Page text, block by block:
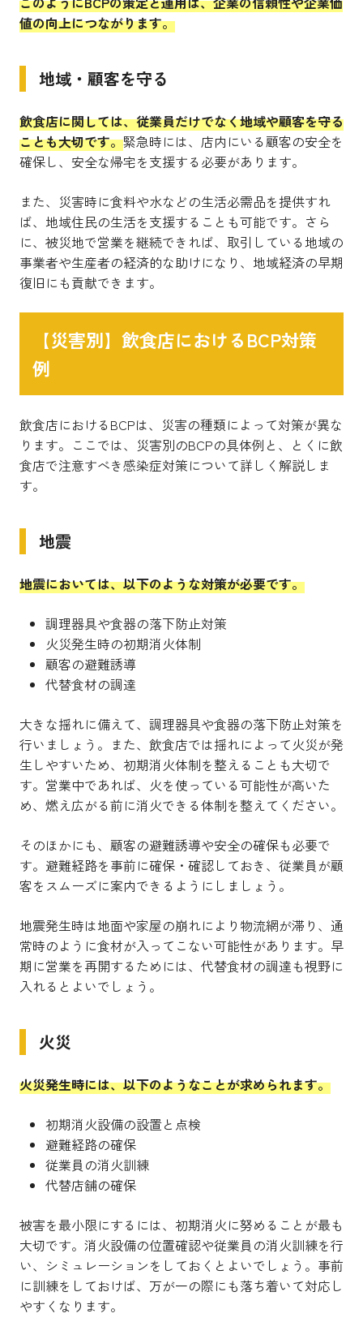
値の向上につながります。
地域・顧客を守る
飲食店に関しては、従業員だけでなく地域や顧客を守る
ことも大切です。緊急時には、店内にいる顧客の安全を
確保し、安全な帰宅を支援する必要があります。
また、災害時に食料や水などの生活必需品を提供すれ
ば、地域住民の生活を支援することも可能です。さら
に、被災地で営業を継続できれば、取引している地域の
事業者や生産者の経済的な助けになり、地域経済の早期
復旧にも貢献できます。
【災害別】飲食店におけるBCP対策
例
飲食店におけるBCPは、災害の種類によって対策が異な
ります。ここでは、災害別のBCPの具体例と、とくに飲
食店で注意すべき感染症対策について詳しく解説しま
す。
地震
地震においては、以下のような対策が必要です。
調理器具や食器の落下防止対策
火災発生時の初期消火体制
顧客の避難誘導
代替食材の調達
大きな揺れに備えて、調理器具や食器の落下防止対策を
行いましょう。また、飲食店では揺れによって火災が発
生しやすいため、初期消火体制を整えることも大切で
す。営業中であれば、火を使っている可能性が高いた
め、燃え広がる前に消火できる体制を整えてください。
そのほかにも、顧客の避難誘導や安全の確保も必要で
す。避難経路を事前に確保・確認しておき、従業員が顧
客をスムーズに案内できるようにしましょう。
地震発生時は地面や家屋の崩れにより物流網が滞り、通
常時のように食材が入ってこない可能性があります。早
期に営業を再開するためには、代替食材の調達も視野に
入れるとよいでしょう。
火災
火災発生時には、以下のようなことが求められます。
初期消火設備の設置と点検
避難経路の確保
従業員の消火訓練
代替店舗の確保
被害を最小限にするには、初期消火に努めることが最も
大切です。消火設備の位置確認や従業員の消火訓練を行
い、シミュレーションをしておくとよいでしょう。事前
に訓練をしておけば、万が一の際にも落ち着いて対応し
やすくなります。